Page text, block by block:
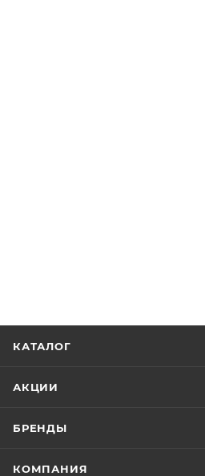
КАТАЛОГ
АКЦИИ
БРЕНДЫ
КОМПАНИЯ